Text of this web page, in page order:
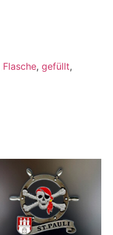
Flasche, gefüllt,